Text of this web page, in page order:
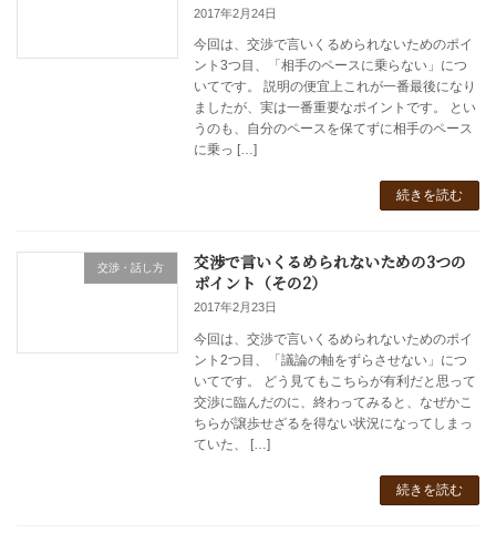
2017年2月24日
今回は、交渉で言いくるめられないためのポイ
ント3つ目、「相手のペースに乗らない」につ
いてです。 説明の便宜上これが一番最後になり
ましたが、実は一番重要なポイントです。 とい
うのも、自分のペースを保てずに相手のペース
に乗っ […]
続きを読む
交渉・話し方
交渉で言いくるめられないための3つの
ポイント（その2）
2017年2月23日
今回は、交渉で言いくるめられないためのポイ
ント2つ目、「議論の軸をずらさせない」につ
いてです。 どう見てもこちらが有利だと思って
交渉に臨んだのに、終わってみると、なぜかこ
ちらが譲歩せざるを得ない状況になってしまっ
ていた、 […]
続きを読む